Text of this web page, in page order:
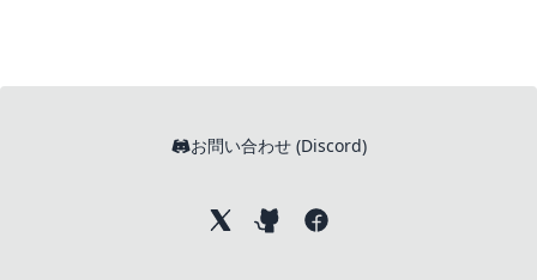
お問い合わせ (Discord)